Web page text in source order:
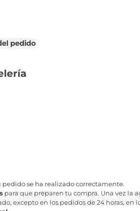
pedido
se ha realizado correctamente.
para que preparen tu compra. Una vez la
excepto en los pedidos de 24 horas, en